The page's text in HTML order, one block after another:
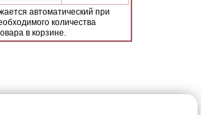
автоматический при
количества
в корзине.